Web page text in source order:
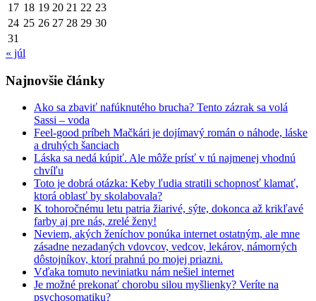
17 18 19 20 21 22 23
24 25 26 27 28 29 30
31
« júl
Najnovšie články
Ako sa zbaviť nafúknutého brucha? Tento zázrak sa volá
Sassi – voda
Feel-good príbeh Mačkári je dojímavý román o náhode, láske
a druhých šanciach
Láska sa nedá kúpiť. Ale môže prísť v tú najmenej vhodnú
chvíľu
Toto je dobrá otázka: Keby ľudia stratili schopnosť klamať,
ktorá oblasť by skolabovala?
K tohoročnému letu patria žiarivé, sýte, dokonca až krikľavé
farby aj pre nás, zrelé ženy!
Neviem, akých ženíchov ponúka internet ostatným, ale mne
zásadne nezadaných vdovcov, vedcov, lekárov, námorných
dôstojníkov, ktorí prahnú po mojej priazni.
Vďaka tomuto neviniatku nám nešiel internet
Je možné prekonať chorobu silou myšlienky? Veríte na
psychosomatiku?